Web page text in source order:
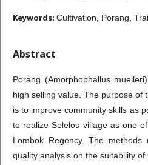
Keywords: Cultivation, Porang,
Abstract
Porang (Amorphophallus
high selling value. The purpose of
is to improve community skills as
to realize Selelos village as one
Lombok Regency. The methods
quality analysis on the suitability